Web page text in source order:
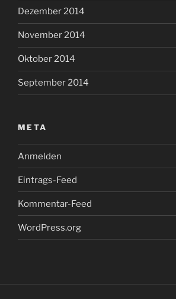
Dezember 2014
November 2014
Oktober 2014
September 2014
META
Anmelden
Eintrags-Feed
Kommentar-Feed
WordPress.org